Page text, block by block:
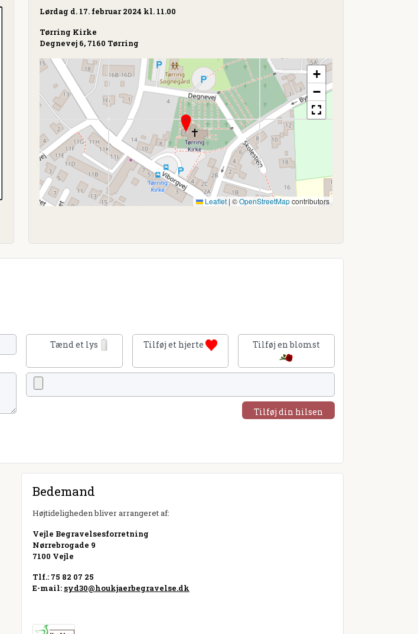
Lørdag d. 17. februar 2024 kl. 11.00
Tørring Kirke
Degnevej 6, 7160 Tørring
+
−
Leaflet | ©OpenStreetMapcontributors
Tænd et lys Tilføj et hjerte Tilføj en blomst
Tilføj din hilsen
Bedemand
Højtideligheden bliver arrangeret af:
Vejle Begravelsesforretning
Nørrebrogade 9
7100 Vejle
Tlf.: 75 82 07 25
E-mail: syd30@houkjaerbegravelse.dk